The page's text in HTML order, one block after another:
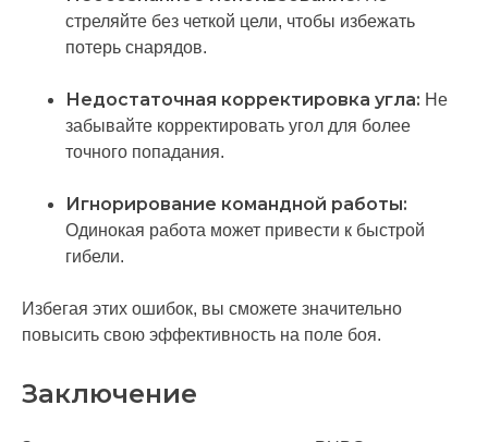
стреляйте без четкой цели, чтобы избежать
потерь снарядов.
Недостаточная корректировка угла: Не
забывайте корректировать угол для более
точного попадания.
Игнорирование командной работы:
Одинокая работа может привести к быстрой
гибели.
Избегая этих ошибок, вы сможете значительно
повысить свою эффективность на поле боя.
Заключение